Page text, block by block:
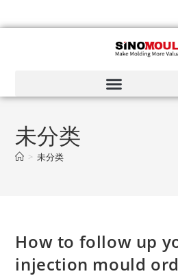
未分类
> 未分类
How to follow up
injection mould